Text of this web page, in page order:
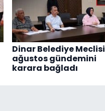
Dinar Belediye Meclisi
ağustos gündemini
karara bağladı